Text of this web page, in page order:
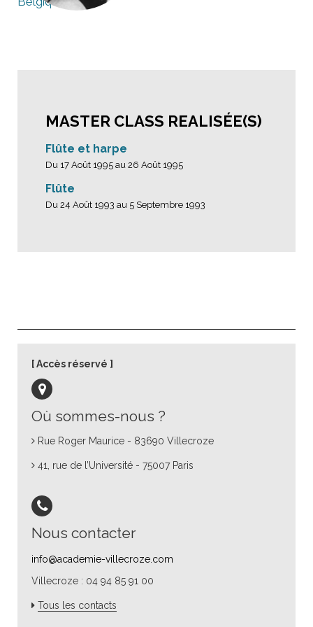
MASTER CLASS REALISÉE(S)
Flûte et harpe
Du 17 Août 1995 au 26 Août 1995
Flûte
Du 24 Août 1993 au 5 Septembre 1993
Où sommes-nous ?
Rue Roger Maurice - 83690 Villecroze
41, rue de l’Université - 75007 Paris
Nous contacter
info@academie-villecroze.com
Villecroze : 04 94 85 91 00
Tous les contacts
Accès réservé